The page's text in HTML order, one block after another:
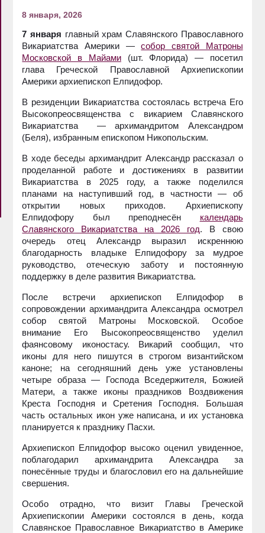
8 января, 2026
7 января главный храм Славянского Православного
Викариатства Америки —собор святой Матроны
Московской в Майами(шт. Флорида) — посетил
глава Греческой Православной Архиепископии
Америки архиепископ Елпидофор.
В резиденции Викариатства состоялась встреча Его
Высокопреосвященства с викарием Славянского
Викариатства — архимандритом Александром
(Беля), избранным епископом Никопольским.
В ходе беседы архимандрит Александр рассказал о
проделанной работе и достижениях в развитии
Викариатства в 2025 году, а также поделился
планами на наступивший год, в частности — об
открытии новых приходов. Архиепископу
Елпидофору был преподнесён календарь
Славянского Викариатства на 2026 год. В свою
очередь отец Александр выразил искреннюю
благодарность владыке Елпидофору за мудрое
руководство, отеческую заботу и постоянную
поддержку в деле развития Викариатства.
После встречи архиепископ Елпидофор в
сопровождении архимандрита Александра осмотрел
собор святой Матроны Московской. Особое
внимание Его Высокопреосвященство уделил
фаянсовому иконостасу. Викарий сообщил, что
иконы для него пишутся в строгом византийском
каноне; на сегодняшний день уже установлены
четыре образа — Господа Вседержителя, Божией
Матери, а также иконы праздников Воздвижения
Креста Господня и Сретения Господня. Большая
часть остальных икон уже написана, и их установка
планируется к празднику Пасхи.
Архиепископ Елпидофор высоко оценил увиденное,
поблагодарил архимандрита Александра за
понесённые труды и благословил его на дальнейшие
свершения.
Особо отрадно, что визит Главы Греческой
Архиепископии Америки состоялся в день, когда
Славянское Православное Викариатство в Америке